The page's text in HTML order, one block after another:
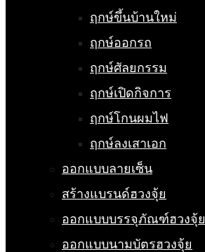
ฤกษ์ขึ้นบ้านใหม่
ฤกษ์ออกรถ
ฤกษ์ศัลยกรรม
ฤกษ์เปิดกิจการ
ฤกษ์โกนผมไฟ
ฤกษ์ลงเสาเอก
ออกแบบลายเซ็น
สร้างแบรนด์ฮวงจุ้ย
ออกแบบบรรจุภัณฑ์ฮวงจุ้ย
ออกแบบนามบัตรฮวงจุ้ย